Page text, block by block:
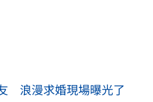
浪漫求婚現場曝光了